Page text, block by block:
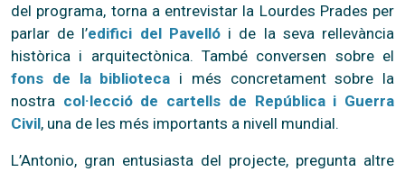
del programa, torna a entrevistar la Lourdes Prades per
parlar de l’edifici del Pavellói de la seva rellevància
històrica i arquitectònica. També conversen sobre el
fons de la biblioteca i més concretament sobre la
nostra col·lecció de cartells de República i Guerra
Civil, una de les més importants a nivell mundial.
L’Antonio, gran entusiasta del projecte, pregunta altre